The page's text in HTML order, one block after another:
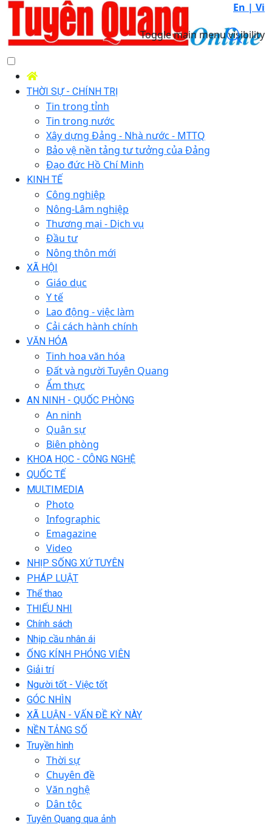
En | Vi
Toggle main menu visibility
THỜI SỰ - CHÍNH TRỊ
Tin trong tỉnh
Tin trong nước
Xây dựng Đảng - Nhà nước - MTTQ
Bảo vệ nền tảng tư tưởng của Đảng
Đạo đức Hồ Chí Minh
KINH TẾ
Công nghiệp
Nông-Lâm nghiệp
Thương mại - Dịch vụ
Đầu tư
Nông thôn mới
XÃ HỘI
Giáo dục
Y tế
Lao động - việc làm
Cải cách hành chính
VĂN HÓA
Tinh hoa văn hóa
Đất và người Tuyên Quang
Ẩm thực
AN NINH - QUỐC PHÒNG
An ninh
Quân sự
Biên phòng
KHOA HỌC - CÔNG NGHỆ
QUỐC TẾ
MULTIMEDIA
Photo
Infographic
Emagazine
Video
NHỊP SỐNG XỨ TUYÊN
PHÁP LUẬT
Thể thao
THIẾU NHI
Chính sách
Nhịp cầu nhân ái
ỐNG KÍNH PHÓNG VIÊN
Giải trí
Người tốt - Việc tốt
GÓC NHÌN
XÃ LUẬN - VẤN ĐỀ KỲ NÀY
NỀN TẢNG SỐ
Truyền hình
Thời sự
Chuyên đề
Văn nghệ
Dân tộc
Tuyên Quang qua ảnh